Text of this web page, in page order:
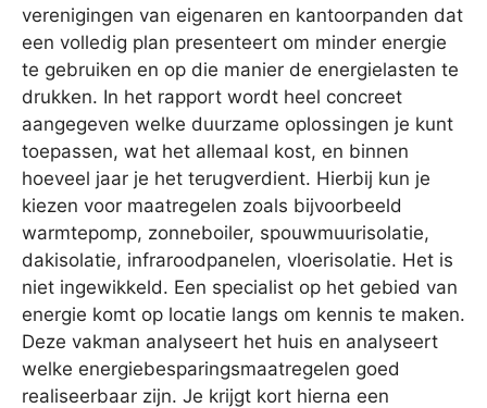
verenigingen van eigenaren en kantoorpanden dat
een volledig plan presenteert om minder energie
te gebruiken en op die manier de energielasten te
drukken. In het rapport wordt heel concreet
aangegeven welke duurzame oplossingen je kunt
toepassen, wat het allemaal kost, en binnen
hoeveel jaar je het terugverdient. Hierbij kun je
kiezen voor maatregelen zoals bijvoorbeeld
warmtepomp, zonneboiler, spouwmuurisolatie,
dakisolatie, infraroodpanelen, vloerisolatie. Het is
niet ingewikkeld. Een specialist op het gebied van
energie komt op locatie langs om kennis te maken.
Deze vakman analyseert het huis en analyseert
welke energiebesparingsmaatregelen goed
realiseerbaar zijn. Je krijgt kort hierna een